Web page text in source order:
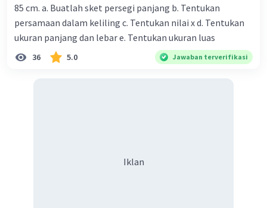
85 cm. a. Buatlah sket persegi panjang b. Tentukan
persamaan dalam keliling c. Tentukan nilai x d. Tentukan
ukuran panjang dan lebar e. Tentukan ukuran luas
36 5.0 Jawaban terverifikasi
Iklan